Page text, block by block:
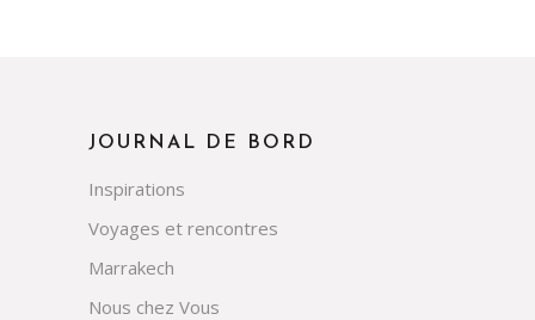
JOURNAL DE BORD
Inspirations
Voyages et rencontres
Marrakech
Nous chez Vous